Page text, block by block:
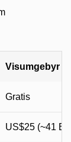
Visumgebyr
Gratis
US$25 (~41